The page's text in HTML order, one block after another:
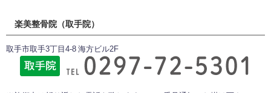
楽美整骨院（取手院）
取手市取手3丁目4-8 海方ビル2F